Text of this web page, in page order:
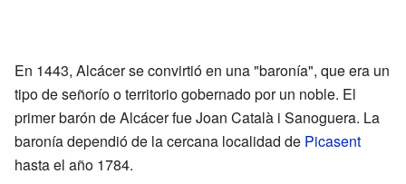
En 1443, Alcácer se convirtió en una "baronía", que era un
tipo de señorío o territorio gobernado por un noble. El
primer barón de Alcácer fue Joan Català i Sanoguera. La
baronía dependió de la cercana localidad de Picasent
hasta el año 1784.